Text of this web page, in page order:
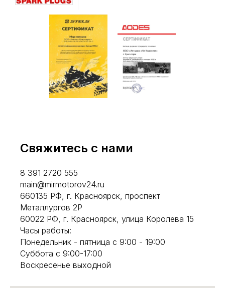
Свяжитесь с нами
8 391 2720 555
main@mirmotorov24.ru
660135 РФ, г. Красноярск, проспект
Металлургов 2Р
60022 РФ, г. Красноярск, улица Королева 15
Часы работы:
Понедельник - пятница с 9:00 - 19:00
Суббота с 9:00-17:00
Воскресенье выходной